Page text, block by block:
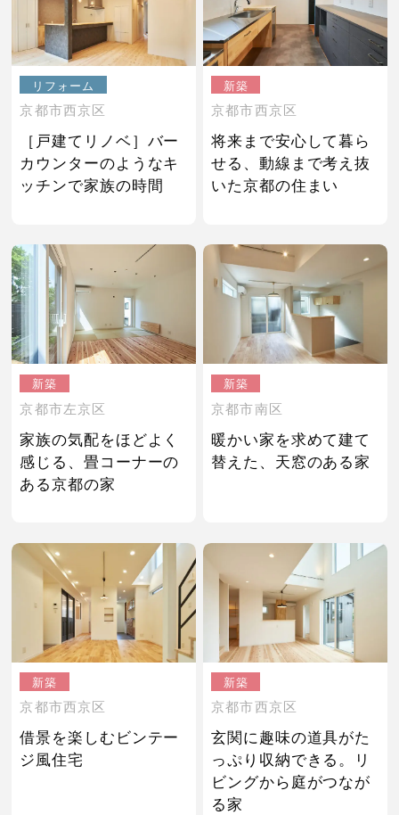
リフォーム
京都市西京区
［戸建てリノベ］バー
カウンターのようなキ
ッチンで家族の時間
新築
京都市西京区
将来まで安心して暮ら
せる、動線まで考え抜
いた京都の住まい
新築
京都市左京区
家族の気配をほどよく
感じる、畳コーナーの
ある京都の家
新築
京都市南区
暖かい家を求めて建て
替えた、天窓のある家
新築
京都市西京区
借景を楽しむビンテー
ジ風住宅
新築
京都市西京区
玄関に趣味の道具がた
っぷり収納できる。リ
ビングから庭がつなが
る家